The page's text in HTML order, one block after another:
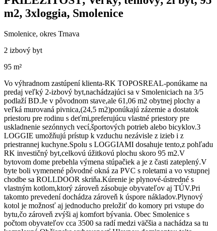
m2, 3xloggia, Smolenice
Smolenice, okres Trnava
2 izbový byt
95 m²
Vo výhradnom zastúpení klienta-RK TOPOSREAL-ponúkame na
predaj veľký 2-izbový byt,nachádzajúci sa v Smoleniciach na 3/5
podlaží BD.Je v pôvodnom stave,ale 61,06 m2 obytnej plochy a
veľká murovaná pivnica,(24,5 m2)ponúkajú zázemie a dostatok
priestoru pre rodinu s deťmi,preferujúcu vlastné priestory pre
uskladnenie sezónnych vecí,športových potrieb alebo bicyklov.3
LOGGIE umožňujú prístup k vzduchu nezávisle z izieb i z
priestrannej kuchyne.Spolu s LOGGIAMI dosahuje tento,z pohľadu
RK investičný byt,celkovú úžitkovú plochu skoro 95 m2.V
bytovom dome prebehla výmena stúpačiek a je z časti zateplený.V
byte boli vymenené pôvodné okná za PVC s roletami a vo vstupnej
chodbe sa ROLLDOOR skriňa.Kúrenie je plynové-ústredné s
vlastným kotlom,ktorý zároveň zásobuje obyvateľov aj TÚV.Pri
takomto prevedení dochádza zároveň k úspore nákladov.Plynový
kotol je možnosť aj jednoducho preložiť do komory pri vstupe do
bytu,čo zároveň zvýši aj komfort bývania. Obec Smolenice s
počtom obyvateľov cca 3500 sa radí medzi väčšia a nachádza sa tu